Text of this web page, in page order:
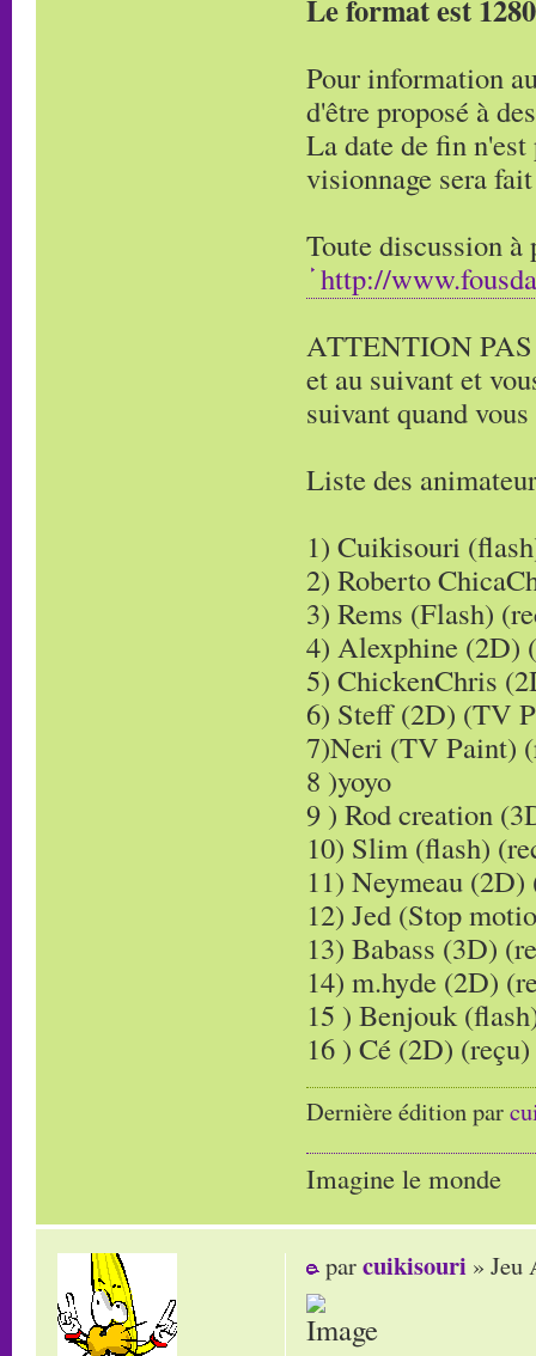
Le format est
Pour information
d'être proposé à
La date de fin
visionnage sera
Toute discussion à
http://
ATTENTION PAS
et au suivant et
suivant quand
Liste des
1) Cuikisouri
2) Roberto
3) Rems (Flash)
4) Alexphine (2D)
5) ChickenChris
6) Steff (2D) (TV
7)Neri (TV Paint)
8 )yoyo
9 ) Rod creation
10) Slim (flash)
11) Neymeau (2D)
12) Jed (Stop
13) Babass (3D)
14) m.hyde (2D)
15 ) Benjouk
16 ) Cé (2D) (reçu)
Dernière édition par
Imagine le monde
parcuikisouri » Jeu